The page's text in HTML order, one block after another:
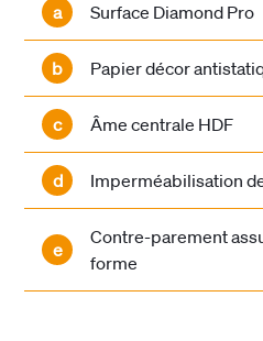
a Surface Diamond Pro
b Papier décor
c Âme centrale HDF
d Imperméabilisation
e
Contre-parement
forme